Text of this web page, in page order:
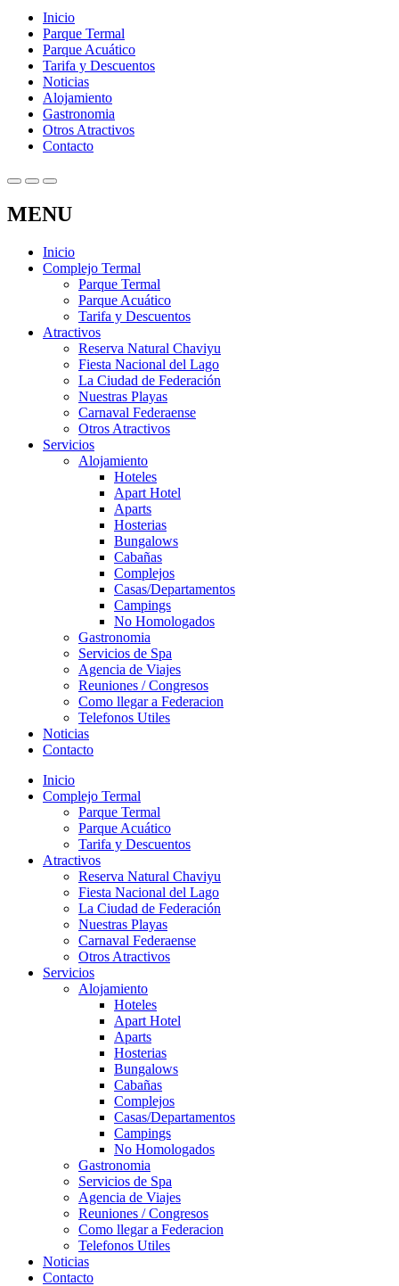
Inicio
Parque Termal
Parque Acuático
Tarifa y Descuentos
Noticias
Alojamiento
Gastronomia
Otros Atractivos
Contacto
MENU
Inicio
Complejo Termal
Parque Termal
Parque Acuático
Tarifa y Descuentos
Atractivos
Reserva Natural Chaviyu
Fiesta Nacional del Lago
La Ciudad de Federación
Nuestras Playas
Carnaval Federaense
Otros Atractivos
Servicios
Alojamiento
Hoteles
Apart Hotel
Aparts
Hosterias
Bungalows
Cabañas
Complejos
Casas/Departamentos
Campings
No Homologados
Gastronomia
Servicios de Spa
Agencia de Viajes
Reuniones / Congresos
Como llegar a Federacion
Telefonos Utiles
Noticias
Contacto
Inicio
Complejo Termal
Parque Termal
Parque Acuático
Tarifa y Descuentos
Atractivos
Reserva Natural Chaviyu
Fiesta Nacional del Lago
La Ciudad de Federación
Nuestras Playas
Carnaval Federaense
Otros Atractivos
Servicios
Alojamiento
Hoteles
Apart Hotel
Aparts
Hosterias
Bungalows
Cabañas
Complejos
Casas/Departamentos
Campings
No Homologados
Gastronomia
Servicios de Spa
Agencia de Viajes
Reuniones / Congresos
Como llegar a Federacion
Telefonos Utiles
Noticias
Contacto